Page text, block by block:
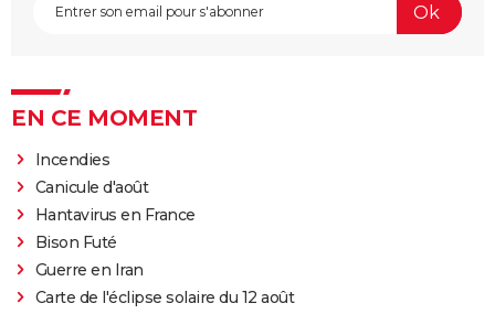
EN CE MOMENT
Incendies
Canicule d'août
Hantavirus en France
Bison Futé
Guerre en Iran
Carte de l'éclipse solaire du 12 août